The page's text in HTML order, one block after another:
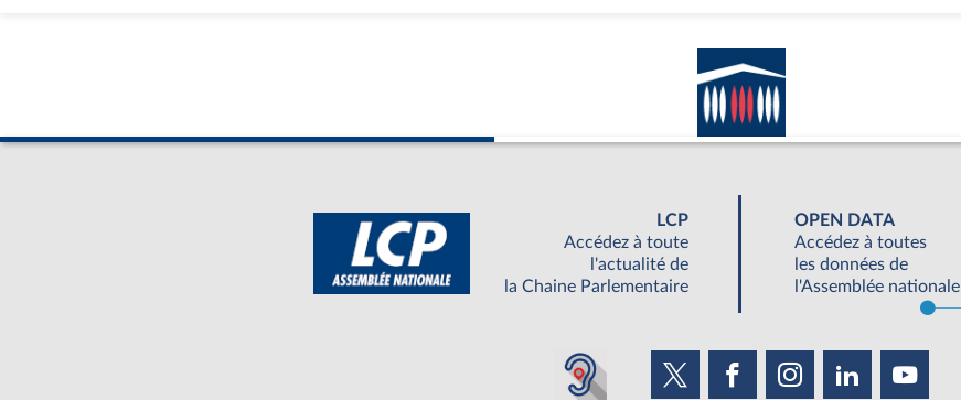
LCP
Accédez à toute
l'actualité de
la Chaine Parlementaire
OPEN DATA
Accédez à toutes
les données de
l'Assemblée nationale